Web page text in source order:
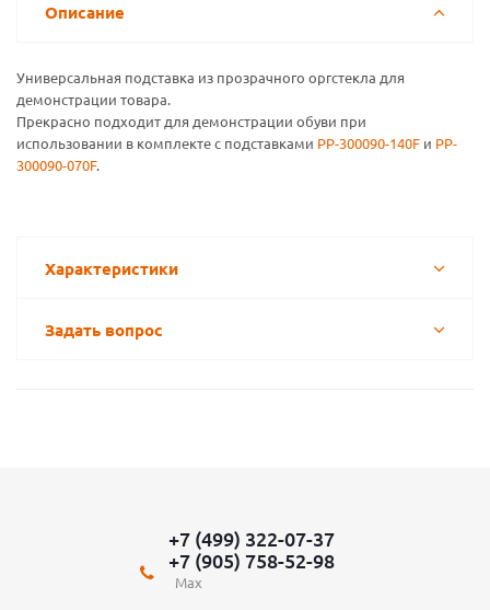
Описание
Универсальная подставка из прозрачного оргстекла для
демонстрации товара.
Прекрасно подходит для демонстрации обуви при
использовании в комплекте с подставками PP-300090-140F и PP-
300090-070F.
Характеристики
Задать вопрос
+7 (499) 322-07-37
+7 (905) 758-52-98
Max